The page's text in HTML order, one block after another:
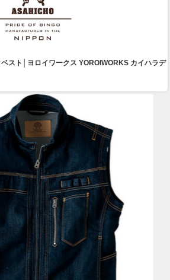
スト│ヨロイワークス YOROIWORKS カイハラデ